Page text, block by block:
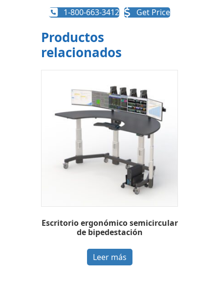
1-800-663-3412 Get Price
Productos
relacionados
Escritorio ergonómico semicircular
de bipedestación
Leer más